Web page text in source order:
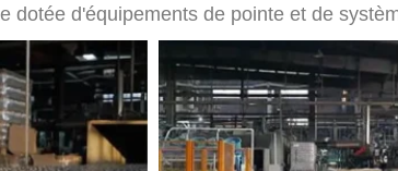
dotée d'équipements de pointe et de